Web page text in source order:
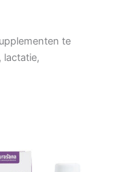
te
lactatie,